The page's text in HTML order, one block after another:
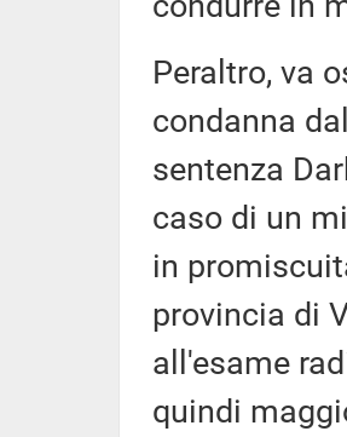
Peraltro, va
condanna
sentenza
caso di un
in
provincia di
all'esame
quindi